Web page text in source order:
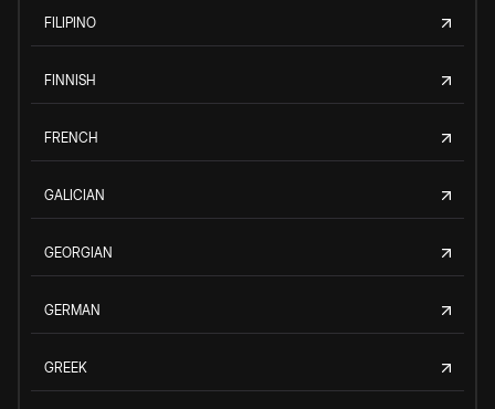
FILIPINO
FINNISH
FRENCH
GALICIAN
GEORGIAN
GERMAN
GREEK